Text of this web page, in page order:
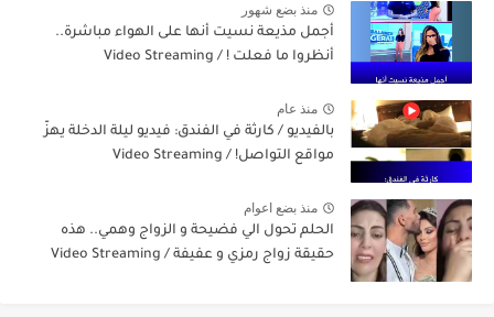
منذ بضع شهور
أجمل مذيعة نسيت أنها على الهواء مباشرة..
أنظروا ما فعلت ! / Video Streaming
منذ عام
بالفيديو / كارثة في الفندق: فيديو ليلة الدخلة يهزّ
مواقع التواصل! / Video Streaming
منذ بضع اعوام
الحلم تحول الي فضيحة و الزواج وهمي.. هذه
حقيقة زواج رمزي و عفيفة / Video Streaming